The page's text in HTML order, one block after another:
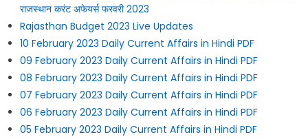
राजस्थान करंट अफेयर्स फरवरी 2023
Rajasthan Budget 2023 Live Updates
10 February 2023 Daily Current Affairs in Hindi PDF
09 February 2023 Daily Current Affairs in Hindi PDF
08 February 2023 Daily Current Affairs in Hindi PDF
07 February 2023 Daily Current Affairs in Hindi PDF
06 February 2023 Daily Current Affairs in Hindi PDF
05 February 2023 Daily Current Affairs in Hindi PDF